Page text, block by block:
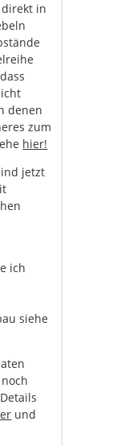
in
denen
zum
hier!
jetzt
ich
siehe
und